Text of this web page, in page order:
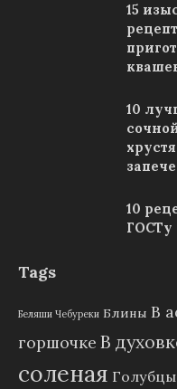
15
10
10
ГОСТу
Tags
Беляши Чебуреки Блины В
горшочке В
соленая Голубцы